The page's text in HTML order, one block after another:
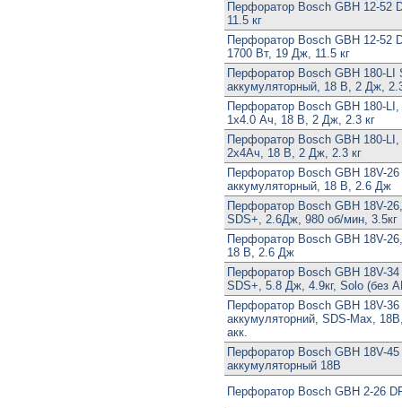
Перфоратор Bosch GBH 12-52
11.5 кг
Перфоратор Bosch GBH 12-52
1700 Вт, 19 Дж, 11.5 кг
Перфоратор Bosch GBH 180-LI
аккумуляторный, 18 В, 2 Дж,
Перфоратор Bosch GBH 180-
1x4.0 Ач, 18 В, 2 Дж, 2.3 кг
Перфоратор Bosch GBH 180-
2х4Ач, 18 В, 2 Дж, 2.3 кг
Перфоратор Bosch GBH 18V-
аккумуляторный, 18 В, 2.6 Дж
Перфоратор Bosch GBH 18V-
SDS+, 2.6Дж, 980 об/мин, 3.5кг
Перфоратор Bosch GBH 18V-
18 В, 2.6 Дж
Перфоратор Bosch GBH 18V-
SDS+, 5.8 Дж, 4.9кг, Solo (без
Перфоратор Bosch GBH 18V-
аккумуляторний, SDS-Max,
акк.
Перфоратор Bosch GBH 18V-45
аккумуляторный 18В
Перфоратор Bosch GBH 2-26